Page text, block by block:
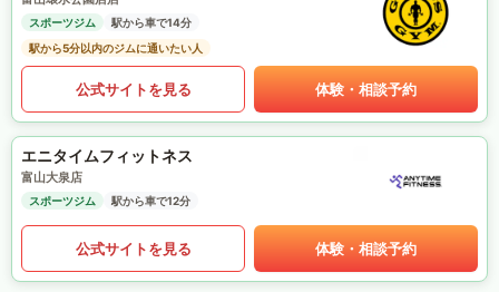
スポーツジム
駅から車で14分
駅から5分以内のジムに通いたい人
公式サイトを見る 体験・相談予約
エニタイムフィットネス
富山大泉店
スポーツジム 駅から車で12分
公式サイトを見る 体験・相談予約